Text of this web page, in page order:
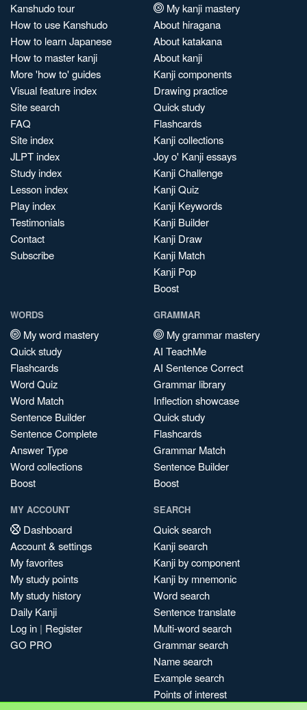
Kanshudo tour
How to use Kanshudo
How to learn Japanese
How to master kanji
More 'how to' guides
Visual feature index
Site search
FAQ
Site index
JLPT index
Study index
Lesson index
Play index
Testimonials
Contact
Subscribe
My kanji mastery
About hiragana
About katakana
About kanji
Kanji components
Drawing practice
Quick study
Flashcards
Kanji collections
Joy o' Kanji essays
Kanji Challenge
Kanji Quiz
Kanji Keywords
Kanji Builder
Kanji Draw
Kanji Match
Kanji Pop
Boost
WORDS
My word mastery
Quick study
Flashcards
Word Quiz
Word Match
Sentence Builder
Sentence Complete
Answer Type
Word collections
Boost
GRAMMAR
My grammar mastery
AI TeachMe
AI Sentence Correct
Grammar library
Inflection showcase
Quick study
Flashcards
Grammar Match
Sentence Builder
Boost
MY ACCOUNT
Dashboard
Account & settings
My favorites
My study points
My study history
Daily Kanji
Log in | Register
GO PRO
SEARCH
Quick search
Kanji search
Kanji by component
Kanji by mnemonic
Word search
Sentence translate
Multi-word search
Grammar search
Name search
Example search
Points of interest